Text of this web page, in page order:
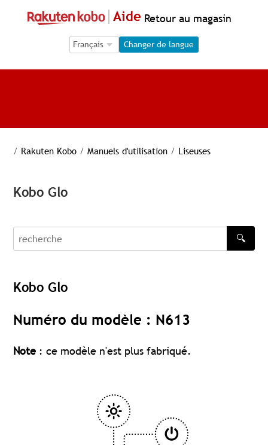
Aide Retour au magasin
Language Selection
Language Selection
Changer de langue
/ Rakuten Kobo / Manuels d'utilisation / Liseuses
Kobo Glo
recherche
🔍
Kobo Glo
Numéro du modèle : N613
Note : ce modèle n'est plus fabriqué.